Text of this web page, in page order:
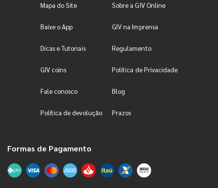
Mapa do Site Sobre a GIV Online
Baixe o App GIV na Imprensa
Dicas e Tutoriais Regulamento
GIV coins Política de Privacidade
Fale conosco Blog
Política de devolução Prazos
Formas de Pagamento